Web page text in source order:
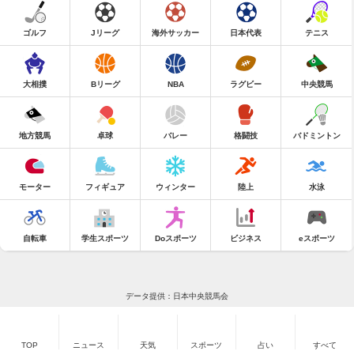
ゴルフ Jリーグ 海外サッカー 日本代表 テニス
大相撲 Bリーグ NBA ラグビー 中央競馬
地方競馬 卓球 バレー 格闘技 バドミントン
モーター フィギュア ウィンター 陸上 水泳
自転車 学生スポーツ Doスポーツ ビジネス eスポーツ
データ提供：日本中央競馬会
TOP ニュース 天気 スポーツ 占い すべて